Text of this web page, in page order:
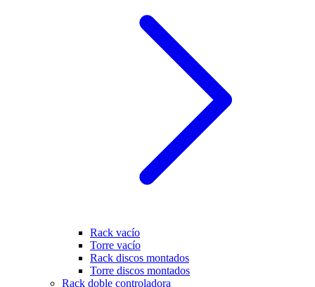
Rack vacío
Torre vacío
Rack discos montados
Torre discos montados
Rack doble controladora